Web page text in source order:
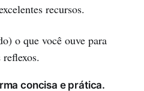
recursos.
o que você ouve para
concisa e prática.